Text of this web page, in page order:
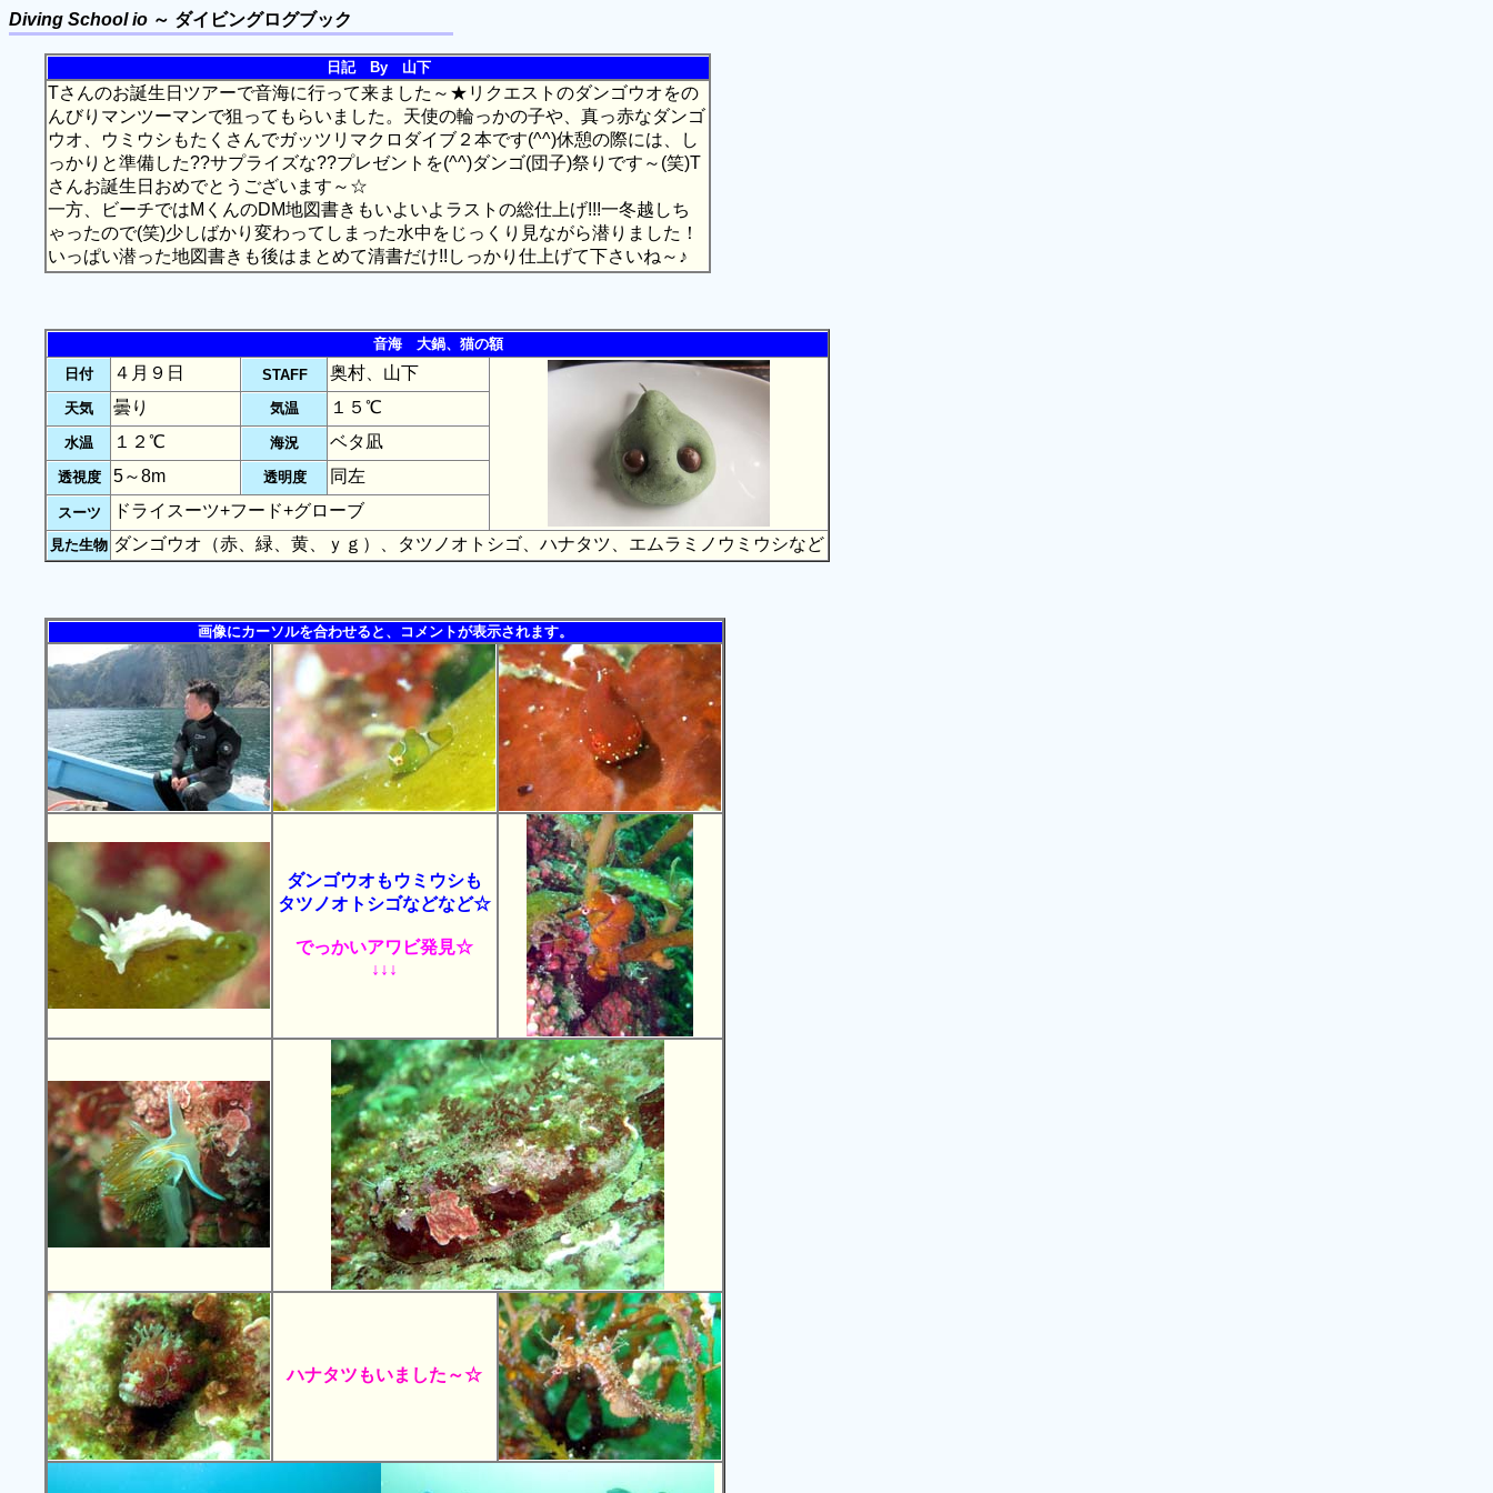
Diving School io ～ ダイビングログブック
日記 By 山下
Tさんのお誕生日ツアーで音海に行って来ました～★リクエストのダンゴウオをの
んびりマンツーマンで狙ってもらいました。天使の輪っかの子や、真っ赤なダンゴ
ウオ、ウミウシもたくさんでガッツリマクロダイブ２本です(^^)休憩の際には、し
っかりと準備した??サプライズな??プレゼントを(^^)ダンゴ(団子)祭りです～(笑)T
さんお誕生日おめでとうございます～☆
一方、ビーチではMくんのDM地図書きもいよいよラストの総仕上げ!!!一冬越しち
ゃったので(笑)少しばかり変わってしまった水中をじっくり見ながら潜りました！
いっぱい潜った地図書きも後はまとめて清書だけ!!しっかり仕上げて下さいね～♪
音海 大鍋、猫の額
日付
４月９日 STAFF 奥村、山下
天気 曇り 気温 １５℃
水温 １２℃ 海況 ベタ凪
透視度 5～8m 透明度 同左
スーツ ドライスーツ+フード+グローブ
見た生物 ダンゴウオ（赤、緑、黄、ｙｇ）、タツノオトシゴ、ハナタツ、エムラミノウミウシなど
画像にカーソルを合わせると、コメントが表示されます。
ダンゴウオもウミウシも
タツノオトシゴなどなど☆
でっかいアワビ発見☆
↓↓↓
ハナタツもいました～☆